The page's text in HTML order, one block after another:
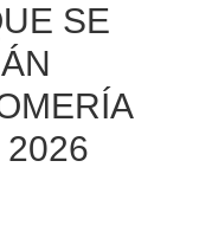
SE
2026